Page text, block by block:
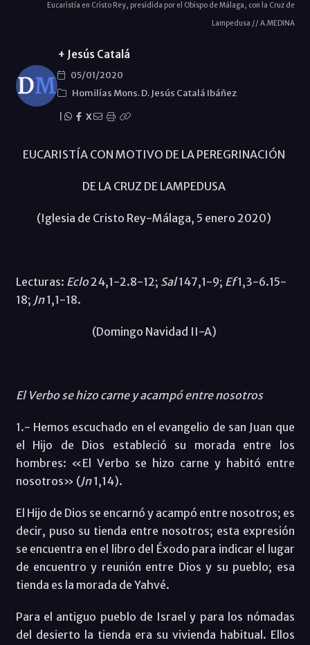
Eucaristía en Cristo Rey, presidida por el Obispo de Málaga, con la Cruz de
Lampedusa // A.MEDINA
+ Jesús Catalá
05/01/2020
Homilías Mons. D. Jesús Catalá Ibáñez
X
EUCARISTÍA CON MOTIVO DE LA PEREGRINACIÓN
DE LA CRUZ DE LAMPEDUSA
(Iglesia de Cristo Rey-Málaga, 5 enero 2020)
Lecturas: Eclo24,1-2.8-12; Sal147,1-9; Ef1,3-6.15-
18; Jn1,1-18.
(Domingo Navidad II-A)
El Verbo se hizo carne y acampó entre nosotros
1.- Hemos escuchado en el evangelio de san Juan que
el Hijo de Dios estableció su morada entre los
hombres: «El Verbo se hizo carne y habitó entre
nosotros» (Jn1,14).
El Hijo de Dios se encarnó y acampó entre nosotros; es
decir, puso su tienda entre nosotros; esta expresión
se encuentra en el libro del Éxodo para indicar el lugar
de encuentro y reunión entre Dios y su pueblo; esa
tienda es la morada de Yahvé.
Para el antiguo pueblo de Israel y para los nómadas
del desierto la tienda era su vivienda habitual. Ellos